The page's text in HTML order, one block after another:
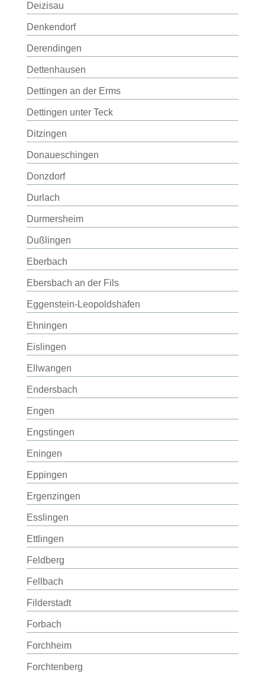
Deizisau
Denkendorf
Derendingen
Dettenhausen
Dettingen an der Erms
Dettingen unter Teck
Ditzingen
Donaueschingen
Donzdorf
Durlach
Durmersheim
Dußlingen
Eberbach
Ebersbach an der Fils
Eggenstein-Leopoldshafen
Ehningen
Eislingen
Ellwangen
Endersbach
Engen
Engstingen
Eningen
Eppingen
Ergenzingen
Esslingen
Ettlingen
Feldberg
Fellbach
Filderstadt
Forbach
Forchheim
Forchtenberg